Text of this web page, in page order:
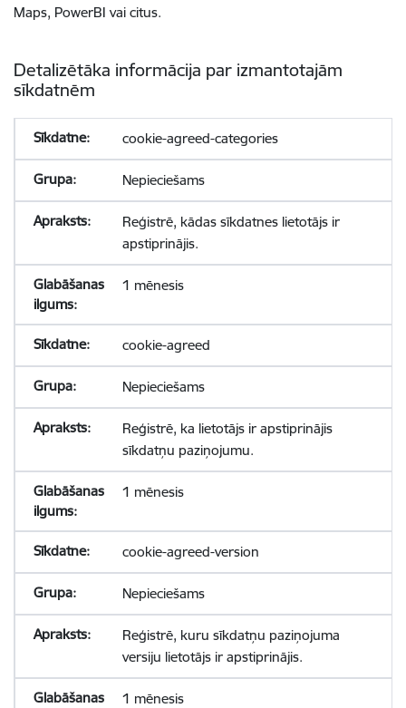
Maps, PowerBI vai citus.
Detalizētāka informācija par izmantotajām
sīkdatnēm
cookie-agreed-categories
Nepieciešams
Reģistrē, kādas sīkdatnes lietotājs ir
apstiprinājis.
1 mēnesis
cookie-agreed
Nepieciešams
Reģistrē, ka lietotājs ir apstiprinājis
sīkdatņu paziņojumu.
1 mēnesis
cookie-agreed-version
Nepieciešams
Reģistrē, kuru sīkdatņu paziņojuma
versiju lietotājs ir apstiprinājis.
1 mēnesis